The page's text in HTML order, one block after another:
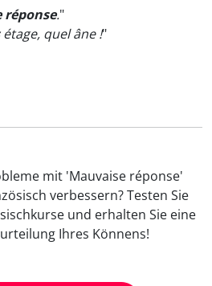
réponse."
étage, quel âne !"
mit 'Mauvaise réponse'
verbessern? Testen Sie
und erhalten Sie eine
Ihres Könnens!